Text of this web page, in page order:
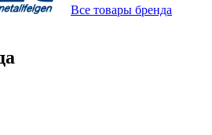
Все товары бренда